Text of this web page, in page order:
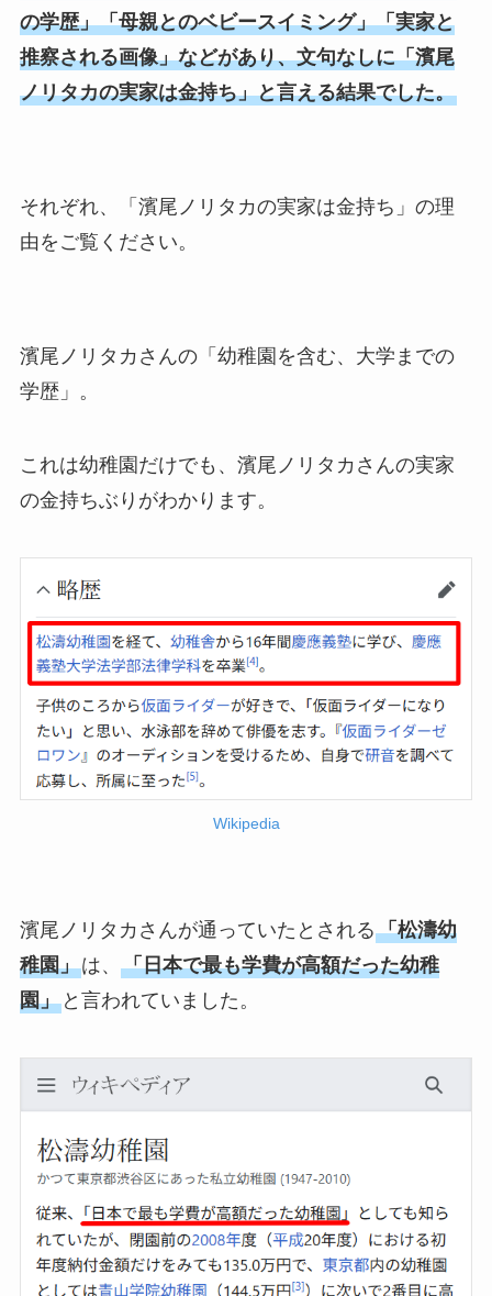
の学歴」「母親とのベビースイミング」「実家と
推察される画像」などがあり、文句なしに「濱尾
ノリタカの実家は金持ち」と言える結果でした。
それぞれ、「濱尾ノリタカの実家は金持ち」の理
由をご覧ください。
濱尾ノリタカさんの「幼稚園を含む、大学までの
学歴」。
これは幼稚園だけでも、濱尾ノリタカさんの実家
の金持ちぶりがわかります。
Wikipedia
濱尾ノリタカさんが通っていたとされる「松濤幼
稚園」は、 「日本で最も学費が高額だった幼稚
園」と言われていました。